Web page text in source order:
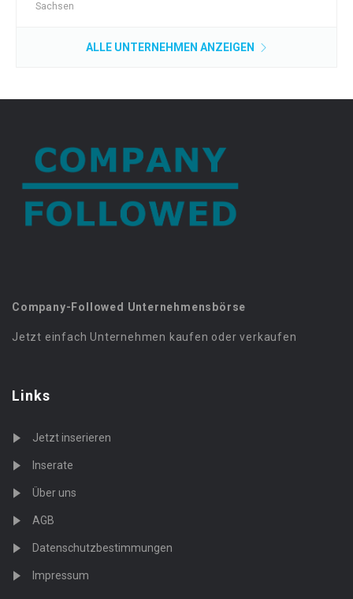
Sachsen
ALLE UNTERNEHMEN ANZEIGEN
Company-Followed Unternehmensbörse
Jetzt einfach Unternehmen kaufen oder verkaufen
Links
Jetzt inserieren
Inserate
Über uns
AGB
Datenschutzbestimmungen
Impressum